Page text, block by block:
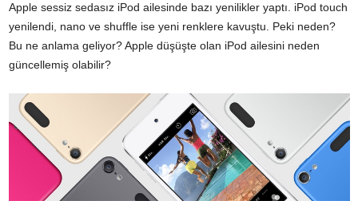
Apple sessiz sedasız iPod ailesinde bazı yenilikler yaptı. iPod touch
yenilendi, nano ve shuffle ise yeni renklere kavuştu. Peki neden?
Bu ne anlama geliyor? Apple düşüşte olan iPod ailesini neden
güncellemiş olabilir?